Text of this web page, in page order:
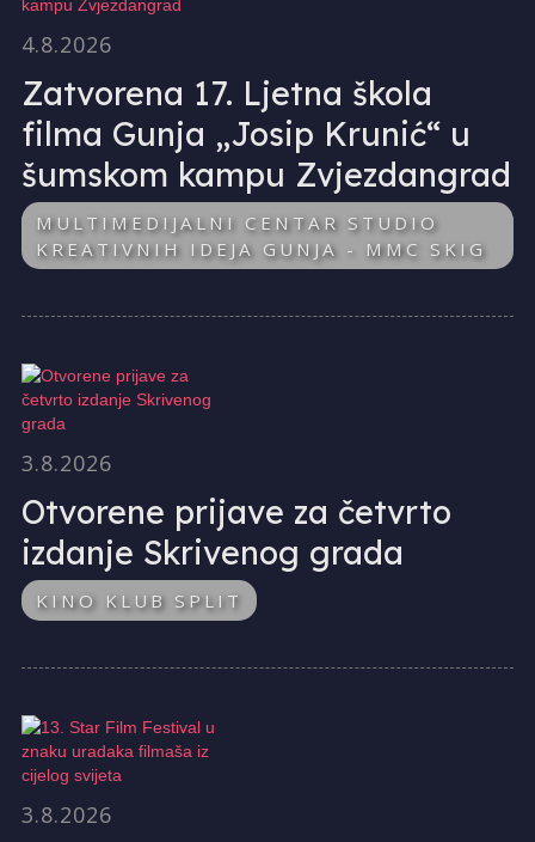
4.8.2026
Zatvorena 17. Ljetna škola
filma Gunja „Josip Krunić“ u
šumskom kampu Zvjezdangrad
MULTIMEDIJALNI CENTAR STUDIO
KREATIVNIH IDEJA GUNJA - MMC SKIG
3.8.2026
Otvorene prijave za četvrto
izdanje Skrivenog grada
KINO KLUB SPLIT
3.8.2026